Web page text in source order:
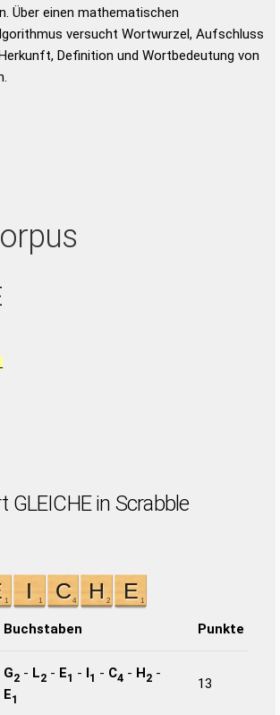
Über einen mathematischen
versucht Wortwurzel, Aufschluss
Definition und Wortbedeutung von
GLEICHE in Scrabble
Buchstaben Punkte
G2 - L2 - E1 - I1 - C4 - H2 -
E1
13